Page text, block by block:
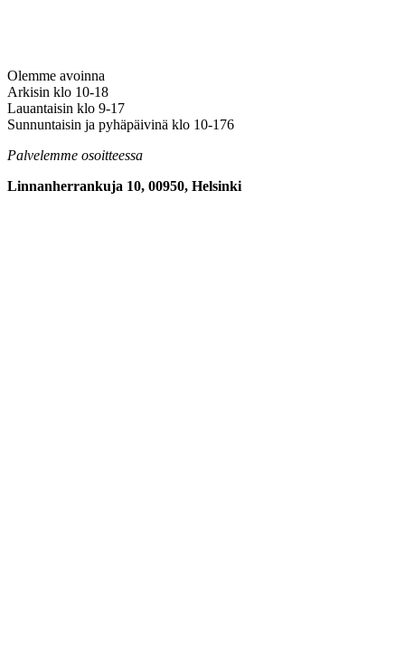
Olemme avoinna
Arkisin klo 10-18
Lauantaisin klo 9-17
Sunnuntaisin ja pyhäpäivinä klo 10-176
Palvelemme osoitteessa
Linnanherrankuja 10, 00950, Helsinki